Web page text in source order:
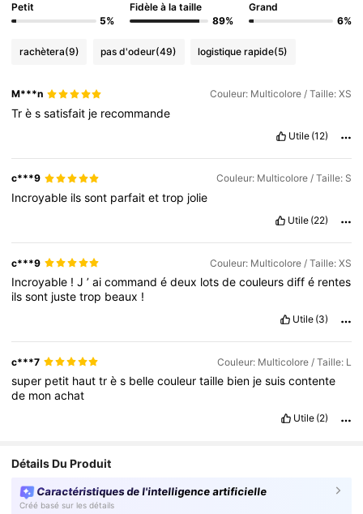
Petit
5%
Fidèle à la taille
89%
Grand
6%
rachètera(9) pas d'odeur(49) logistique rapide(5)
M***n Couleur: Multicolore / Taille: XS
Trèssatisfait je recommande
Utile (12)
c***9 Couleur: Multicolore / Taille: S
Incroyable ilssont parfaitettrop jolie
Utile (22)
c***9 Couleur: Multicolore / Taille: XS
Incroyable !J’aicommandédeux lotsdecouleursdiffé rentes
ilssont justetrop beaux !
Utile (3)
c***7 Couleur: Multicolore / Taille: L
super petit hauttrès bellecouleurtaille bien jesuiscontente
de monachat
Utile (2)
Détails Du Produit
Caractéristiques de l'intelligence artificielle
Créé basé sur les détails